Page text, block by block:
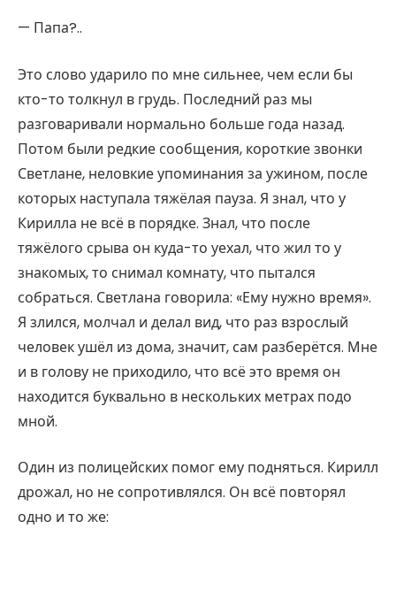
— Папа?..
Это слово ударило по мне сильнее, чем если бы
кто-то толкнул в грудь. Последний раз мы
разговаривали нормально больше года назад.
Потом были редкие сообщения, короткие звонки
Светлане, неловкие упоминания за ужином, после
которых наступала тяжёлая пауза. Я знал, что у
Кирилла не всё в порядке. Знал, что после
тяжёлого срыва он куда-то уехал, что жил то у
знакомых, то снимал комнату, что пытался
собраться. Светлана говорила: «Ему нужно время».
Я злился, молчал и делал вид, что раз взрослый
человек ушёл из дома, значит, сам разберётся. Мне
и в голову не приходило, что всё это время он
находится буквально в нескольких метрах подо
мной.
Один из полицейских помог ему подняться. Кирилл
дрожал, но не сопротивлялся. Он всё повторял
одно и то же: